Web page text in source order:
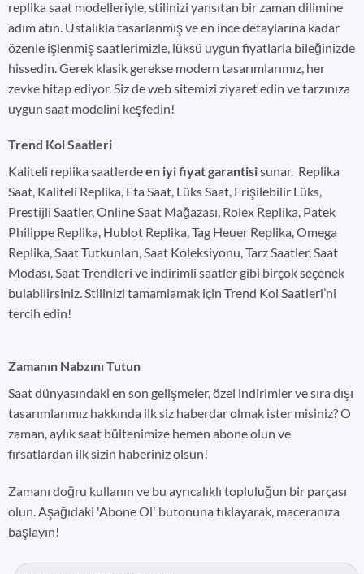
replika saat modelleriyle, stilinizi yansıtan bir zaman dilimine
adım atın. Ustalıkla tasarlanmış ve en ince detaylarına kadar
özenle işlenmiş saatlerimizle, lüksü uygun fiyatlarla bileğinizde
hissedin. Gerek klasik gerekse modern tasarımlarımız, her
zevke hitap ediyor. Siz de web sitemizi ziyaret edin ve tarzınıza
uygun saat modelini keşfedin!
Trend Kol Saatleri
Kaliteli replika saatlerdeen iyi fiyat garantisisunar. Replika
Saat, Kaliteli Replika, Eta Saat, Lüks Saat, Erişilebilir Lüks,
Prestijli Saatler, Online Saat Mağazası, Rolex Replika, Patek
Philippe Replika, Hublot Replika, Tag Heuer Replika, Omega
Replika, Saat Tutkunları, Saat Koleksiyonu, Tarz Saatler, Saat
Modası, Saat Trendleri ve indirimli saatler gibi birçok seçenek
bulabilirsiniz. Stilinizi tamamlamak için Trend Kol Saatleri’ni
tercih edin!
Zamanın Nabzını Tutun
Saat dünyasındaki en son gelişmeler, özel indirimler ve sıra dışı
tasarımlarımız hakkında ilk siz haberdar olmak ister misiniz? O
zaman, aylık saat bültenimize hemen abone olun ve
fırsatlardan ilk sizin haberiniz olsun!
Zamanı doğru kullanın ve bu ayrıcalıklı topluluğun bir parçası
olun. Aşağıdaki 'Abone Ol' butonuna tıklayarak, maceranıza
başlayın!